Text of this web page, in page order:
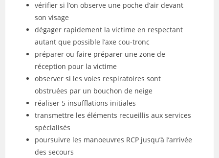
vérifier si l’on observe une poche d’air devant
son visage
dégager rapidement la victime en respectant
autant que possible l’axe cou-tronc
préparer ou faire préparer une zone de
réception pour la victime
observer si les voies respiratoires sont
obstruées par un bouchon de neige
réaliser 5 insufflations initiales
transmettre les éléments recueillis aux services
spécialisés
poursuivre les manoeuvres RCP jusqu’à l’arrivée
des secours